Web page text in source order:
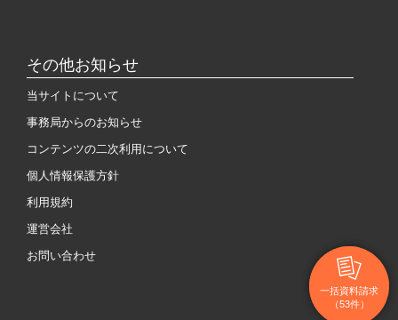
一括資料請求
（53件）
一括資料請求
（53件）
その他お知らせ
当サイトについて
事務局からのお知らせ
コンテンツの二次利用について
個人情報保護方針
利用規約
運営会社
お問い合わせ